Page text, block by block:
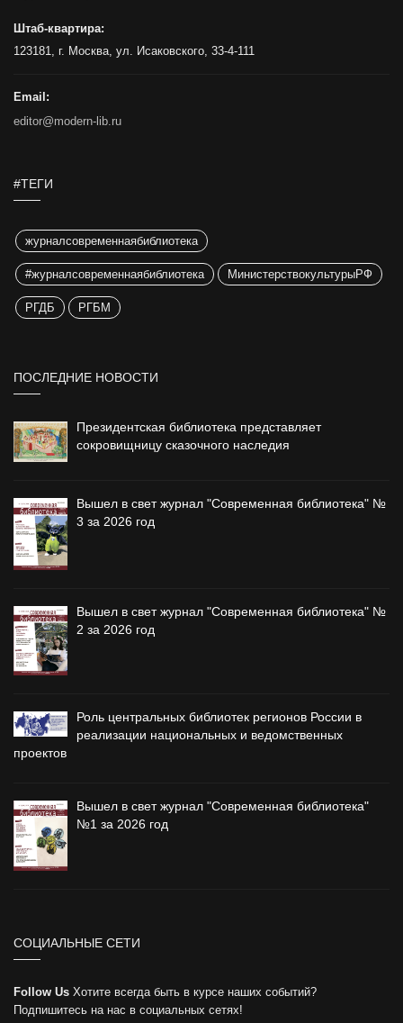
Штаб-квартира:
123181, г. Москва, ул. Исаковского, 33-4-111
Email:
editor@modern-lib.ru
#ТЕГИ
журналсовременнаябиблиотека
#журналсовременнаябиблиотека МинистерствокультурыРФ
РГДБ РГБМ
ПОСЛЕДНИЕ НОВОСТИ
Президентская библиотека представляет
сокровищницу сказочного наследия
Вышел в свет журнал "Современная библиотека" №
3 за 2026 год
Вышел в свет журнал "Современная библиотека" №
2 за 2026 год
Роль центральных библиотек регионов России в
реализации национальных и ведомственных
проектов
Вышел в свет журнал "Современная библиотека"
№1 за 2026 год
СОЦИАЛЬНЫЕ СЕТИ
Follow Us Хотите всегда быть в курсе наших событий?
Подпишитесь на нас в социальных сетях!